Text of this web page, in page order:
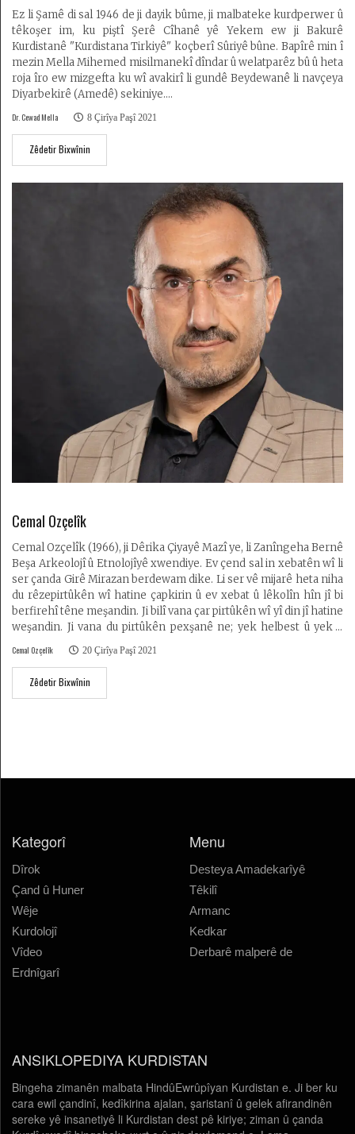
Ez li Şamê di sal 1946 de ji dayik bûme, ji malbateke kurdperwer û
têkoşer im, ku piştî Şerê Cîhanê yê Yekem ew ji Bakurê
Kurdistanê "Kurdistana Tirkiyê" koçberî Sûriyê bûne. Bapîrê min î
mezin Mella Mihemed misilmanekî dîndar û welatparêz bû û heta
roja îro ew mizgefta ku wî avakirî li gundê Beydewanê li navçeya
Diyarbekirê (Amedê) sekiniye.
Bavê min hevalê nêzîk û xweşewîst ê Mîr Celadet Bedirxan û
endamê tevgera Xoybûn (Serxwebûn) bû...
Dr. Cewad Mella 8 Çirîya Paşî 2021
Zêdetir Bixwînin
Cemal Ozçelîk
Cemal Ozçelîk (1966), ji Dêrika Çiyayê Mazî ye, li Zanîngeha Bernê
Beşa Arkeolojî û Etnolojîyê xwendiye. Ev çend sal in xebatên wî li
ser çanda Girê Mirazan berdewam dike. Li ser vê mijarê heta niha
du rêzepirtûkên wî hatine çapkirin û ev xebat û lêkolîn hîn jî bi
berfirehî têne meşandin. Ji bilî vana çar pirtûkên wî yî din jî hatine
weşandin. Ji vana du pirtûkên pexşanê ne; yek helbest û yek jî
roman e. Jiyana xwe li Bernê berdewam dike û karê wergerê bi
zimanên Almanî, Kurdî û Tirkî dike...
Cemal Ozçelîk 20 Çirîya Paşî 2021
Zêdetir Bixwînin
Kategorî
Dîrok
Çand û Huner
Wêje
Kurdolojî
Vîdeo
Erdnîgarî
Menu
Desteya Amadekarîyê
Têkilî
Armanc
Kedkar
Derbarê malperê de
ANSIKLOPEDIYA KURDISTAN
Bingeha zimanên malbata HindûEwrûpîyan Kurdistan e. Ji ber ku
cara ewil çandinî, kedîkirina ajalan, şaristanî û gelek afirandinên
sereke yê insanetiyê li Kurdistan dest pê kiriye; ziman û çanda